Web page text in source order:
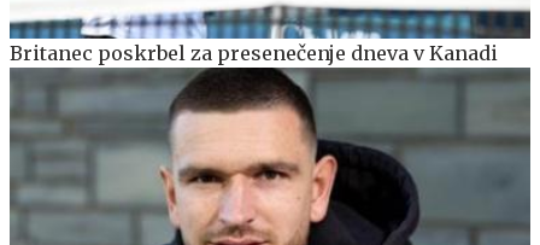
Britanec poskrbel za presenečenje dneva v Kanadi